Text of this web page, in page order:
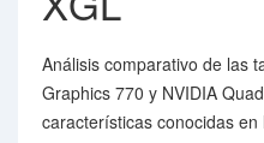
Análisis comparativo de las
Graphics 770 y NVIDIA
características conocidas